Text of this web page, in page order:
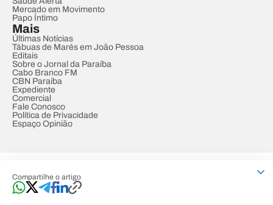
Compartilhe o artigo
Mercado em Movimento
Papo Íntimo
Mais
Últimas Notícias
Tábuas de Marés em João Pessoa
Editais
Sobre o Jornal da Paraíba
Cabo Branco FM
CBN Paraíba
Expediente
Comercial
Fale Conosco
Política de Privacidade
Espaço Opinião
Developed by Designed by